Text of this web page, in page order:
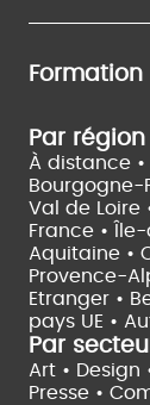
Par région
À distance •
Bourgogne-
Val de Loire
France •
Aquitaine •
Provence-
Etranger •
pays UE •
Par
Art • Design
Presse •